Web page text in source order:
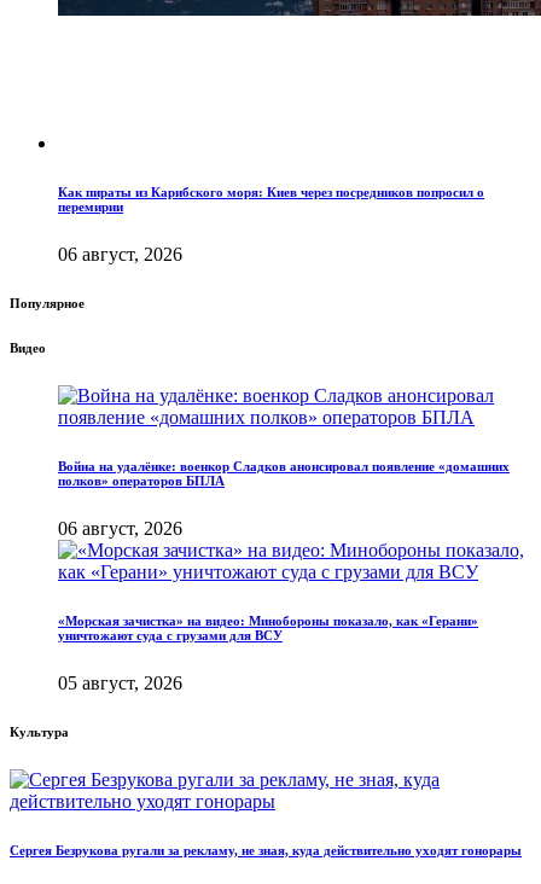
Как пираты из Карибского моря: Киев через посредников попросил о
перемирии
06 август, 2026
Популярное
Видео
Война на удалёнке: военкор Сладков анонсировал появление «домашних
полков» операторов БПЛА
06 август, 2026
«Морская зачистка» на видео: Минобороны показало, как «Герани»
уничтожают суда с грузами для ВСУ
05 август, 2026
Культура
Сергея Безрукова ругали за рекламу, не зная, куда действительно уходят гонорары